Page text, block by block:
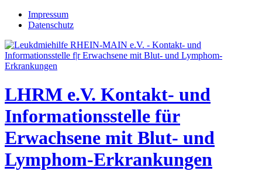
Jump to navigation
Impressum
Datenschutz
LHRM e.V. Kontakt- und
Informationsstelle für
Erwachsene mit Blut- und
Lymphom-Erkrankungen